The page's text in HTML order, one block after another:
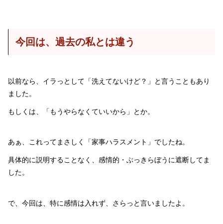
今回は、過去の私とは違う
以前なら、イラっとして「洗えてないけど？」と言うこともあり
ました。
もしくは、「もうやらなくていいから」とか。
あぁ、これってまさしく「家事ハラスメント」でしたね。
具体的に説明することなく、感情的・ぶっきらぼうに遮断してま
した。
で、今回は、特に感情は入れず、さらっと言いましたよ。